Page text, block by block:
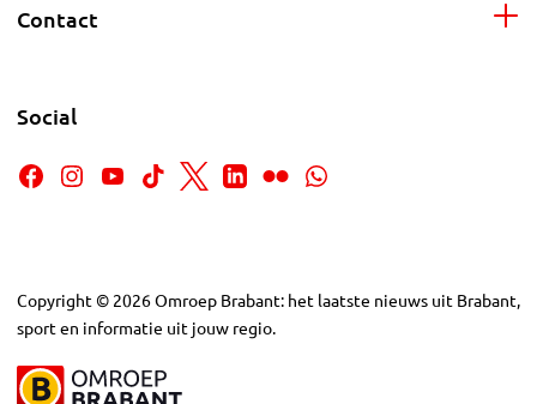
Contact
Social
Copyright © 2026Omroep Brabant: het laatste nieuws uit Brabant,
sport en informatie uit jouw regio.